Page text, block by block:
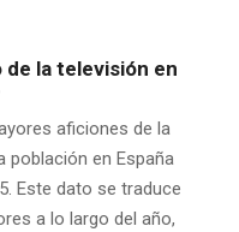
de la televisión en
aficiones de la
población en España
Este dato se traduce
a lo largo del año,